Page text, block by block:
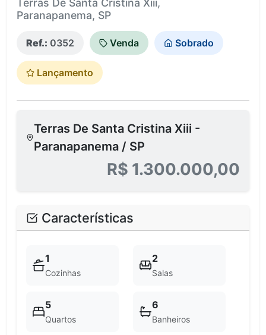
Terras De Santa Cristina Xiii,
Paranapanema, SP
Ref.: 0352 Venda Sobrado
Lançamento
Terras De Santa Cristina Xiii -
Paranapanema / SP
R$ 1.300.000,00
Características
1
Cozinhas
2
Salas
5
Quartos
6
Banheiros